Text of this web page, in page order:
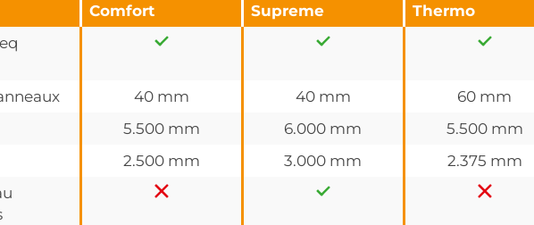
Comfort Supreme Thermo
40 mm 40 mm 60 mm
5.500 mm 6.000 mm 5.500 mm
2.500 mm 3.000 mm 2.375 mm